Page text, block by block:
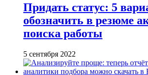
Придать статус: 5
обозначить в резюме
поиска работы
5 сентября 2022